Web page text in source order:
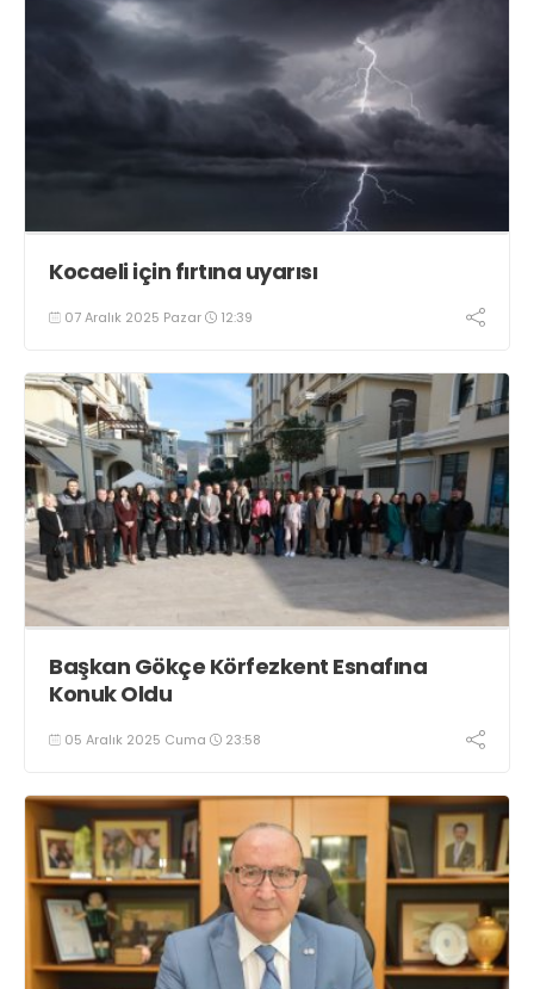
Kocaeli için fırtına uyarısı
07 Aralık 2025 Pazar 12:39
Başkan Gökçe Körfezkent Esnafına
Konuk Oldu
05 Aralık 2025 Cuma 23:58